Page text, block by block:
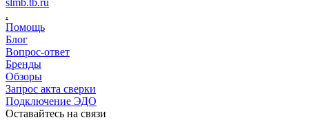
.
Помощь
Блог
Вопрос-ответ
Бренды
Обзоры
Запрос акта сверки
Подключение ЭДО
Оставайтесь на связи